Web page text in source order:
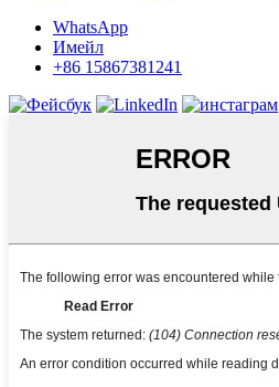
WhatsApp
Имейл
+86 15867381241